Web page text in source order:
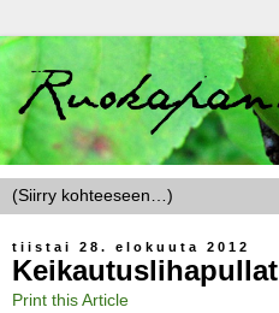
tiistai 28. elokuuta 2012
Keikautuslihapullat
Print this Article